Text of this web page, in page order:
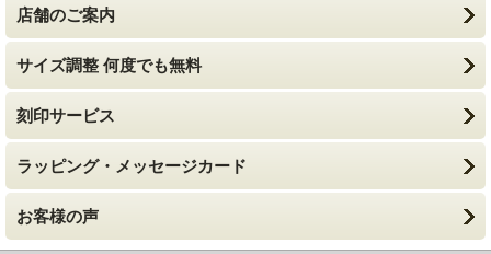
店舗のご案内
サイズ調整 何度でも無料
刻印サービス
ラッピング・メッセージカード
お客様の声